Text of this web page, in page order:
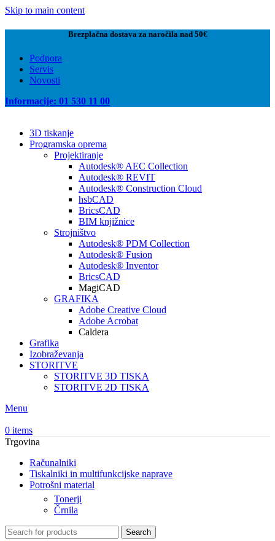
Skip to main content
Brezplačna dostava za naročila nad 50€
Podpora
Servis
Novosti
Informacije: 01 530 11 00
3D tiskanje
Programska oprema
Projektiranje
Autodesk® AEC Collection
Autodesk® REVIT
Autodesk® Construction Cloud
hsbCAD
BricsCAD
BIM knjižnice
Strojništvo
Autodesk® PDM Collection
Autodesk® Fusion
Autodesk® Inventor
BricsCAD
MagiCAD
GRAFIKA
Adobe Creative Cloud
Adobe Acrobat
Caldera
Grafika
Izobraževanja
STORITVE
STORITVE 3D TISKA
STORITVE 2D TISKA
Menu
0 items
Trgovina
Računalniki
Tiskalniki in multifunkcijske naprave
Potrošni material
Tonerji
Črnila
Search